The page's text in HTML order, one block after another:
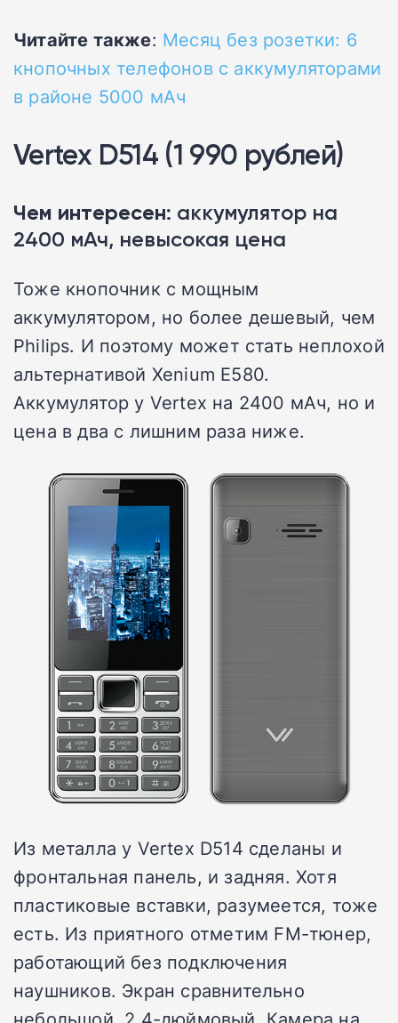
Читайте также: Месяц без розетки: 6
кнопочных телефонов с аккумуляторами
в районе 5000 мАч
Vertex D514 (1 990 рублей)
Чем интересен: аккумулятор на
2400 мАч, невысокая цена
Тоже кнопочник с мощным
аккумулятором, но более дешевый, чем
Philips. И поэтому может стать неплохой
альтернативой Xenium E580.
Аккумулятор у Vertex на 2400 мАч, но и
цена в два с лишним раза ниже.
Из металла у Vertex D514 сделаны и
фронтальная панель, и задняя. Хотя
пластиковые вставки, разумеется, тоже
есть. Из приятного отметим FM-тюнер,
работающий без подключения
наушников. Экран сравнительно